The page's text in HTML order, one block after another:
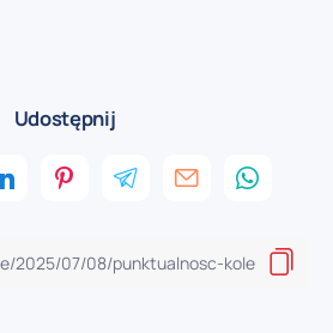
Udostępnij